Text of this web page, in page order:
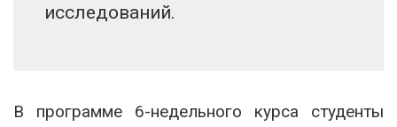
исследований.
В программе 6-недельного курса студенты